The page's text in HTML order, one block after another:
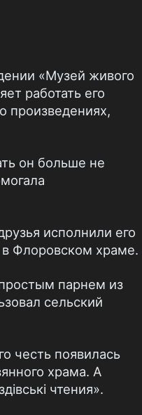
«Музей живого
работать его
произведениях,
он больше не
исполнили его
Флоровском храме.
парнем из
сельский
честь появилась
храма. А
чтения».